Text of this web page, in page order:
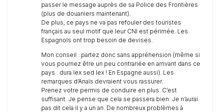
passer le message auprès de sa Police des Frontières
(plus de douaniers maintenant).
De plus, ce pays ne va pas refouler des touristes
français au seul motif que leur CNI est périmée. Les
Espagnols ont trop besoin de devises.
Mon conseil : partez donc sans appréhension (même si
vous pourriez être un peu contrariée en arrivant dans ce
pays : dura lex sed lex ! En Espagne aussi). Les
remarques d’Anaïs devraient vous rassurer.
Prenez votre permis de conduire en plus. C’est
suffisant. Je pense que cela se passera bien. Je n’aurai
pas dit cela il y a un an. De nombreux problèmes à